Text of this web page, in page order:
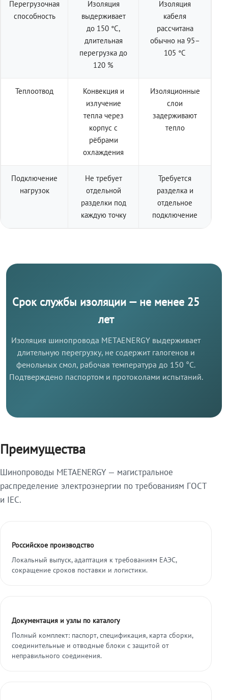
Перегрузочная
способность
Изоляция
выдерживает
до 150 °C,
длительная
перегрузка до
120 %
Изоляция
кабеля
рассчитана
обычно на 95–
105 °C
Теплоотвод
Конвекция и
излучение
тепла через
корпус с
рёбрами
охлаждения
Изоляционные
слои
задерживают
тепло
Подключение
нагрузок
Не требует
отдельной
разделки под
каждую точку
Требуется
разделка и
отдельное
подключение
Срок службы изоляции — не менее 25
лет
Изоляция шинопровода METAENERGY выдерживает
длительную перегрузку, не содержит галогенов и
фенольных смол, рабочая температура до 150 °C.
Подтверждено паспортом и протоколами испытаний.
Преимущества
Шинопроводы METAENERGY — магистральное
распределение электроэнергии по требованиям ГОСТ
и IEC.
Российское производство
Локальный выпуск, адаптация к требованиям ЕАЭС,
сокращение сроков поставки и логистики.
Документация и узлы по каталогу
Полный комплект: паспорт, спецификация, карта сборки,
соединительные и отводные блоки с защитой от
неправильного соединения.